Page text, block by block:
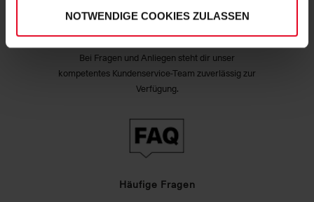
NOTWENDIGE COOKIES ZULASSEN
Exzellenter Kundenservice
Bei Fragen und Anliegen steht dir unser
kompetentes Kundenservice-Team zuverlässig zur
Verfügung.
Häufige Fragen